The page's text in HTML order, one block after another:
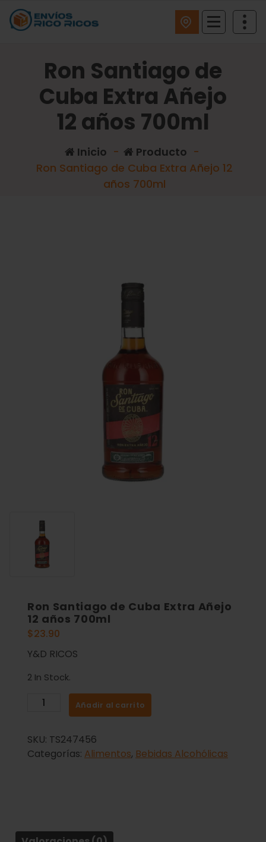
Ron Santiago de
Cuba Extra Añejo
12 años 700ml
Inicio - Producto -
Ron Santiago de Cuba Extra Añejo 12
años 700ml
Ron Santiago de Cuba Extra Añejo
12 años 700ml
$23.90
Y&D RICOS
2 In Stock.
Añadir al carrito
SKU: TS247456
Categorías: Alimentos, Bebidas Alcohólicas